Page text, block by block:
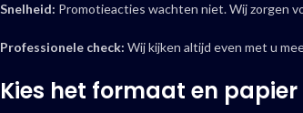
Snelheid: Promotieacties wachten niet. Wij zorgen
Professionele check: Wij kijken altijd even met u
Kies het formaat en